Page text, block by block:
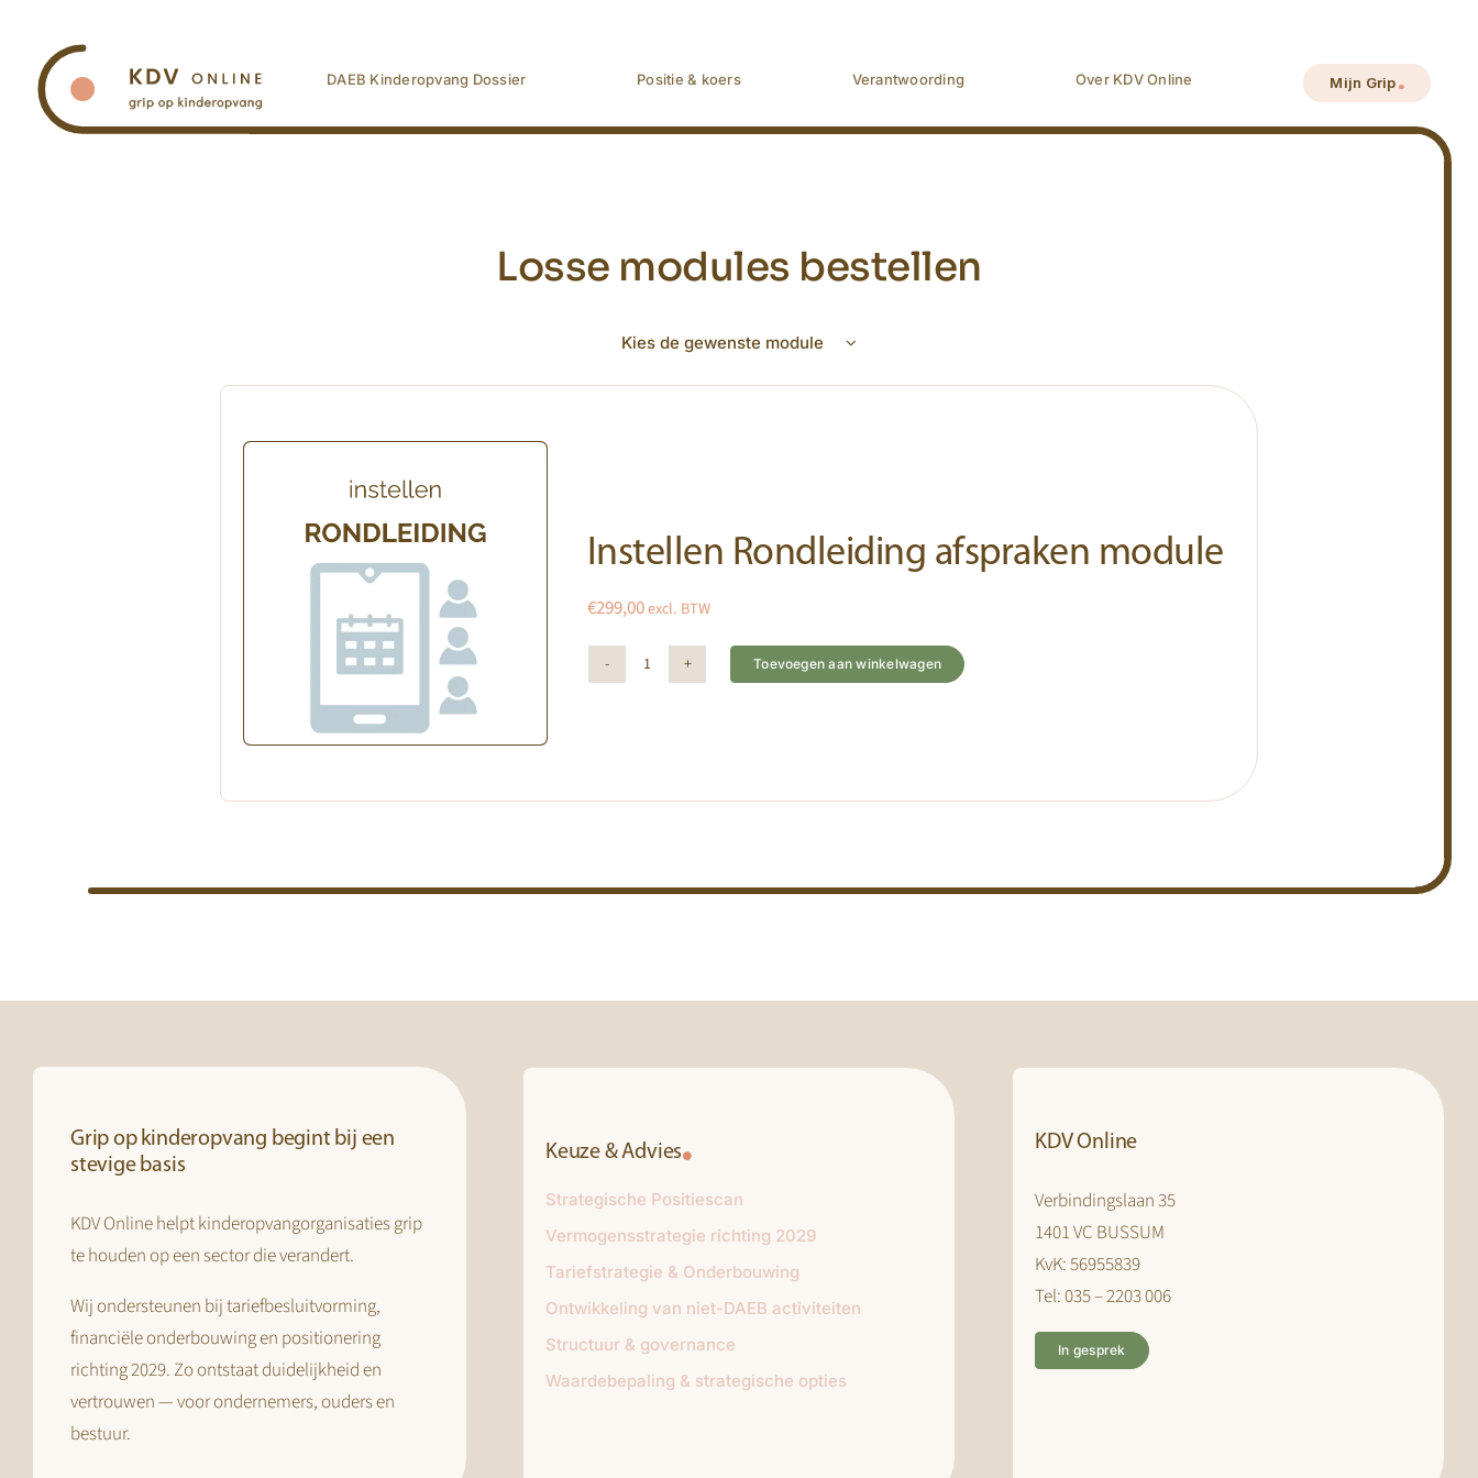
inhoud
DAEB Kinderopvang Dossier Positie & koers Verantwoording Over KDV Online Mijn Grip
Losse modules bestellen
Kies de gewenste module
Instellen Rondleiding afspraken module
€299,00excl. BTW
Instellen
aantal
Toevoegen aan winkelwagen
Grip op kinderopvang begint bij een
stevige basis
KDV Online helpt kinderopvangorganisaties grip
te houden op een sector die verandert.
Wij ondersteunen bij tariefbesluitvorming,
financiële onderbouwing en positionering
richting 2029. Zo ontstaat duidelijkheid en
vertrouwen — voor ondernemers, ouders en
bestuur.
Keuze & Advies
Strategische Positiescan
Vermogensstrategie richting 2029
Tariefstrategie & Onderbouwing
Ontwikkeling van niet-DAEB activiteiten
Structuur & governance
Waardebepaling & strategische opties
KDV Online
Verbindingslaan 35
1401 VC BUSSUM
KvK: 56955839
Tel: 035 – 2203 006
In gesprek